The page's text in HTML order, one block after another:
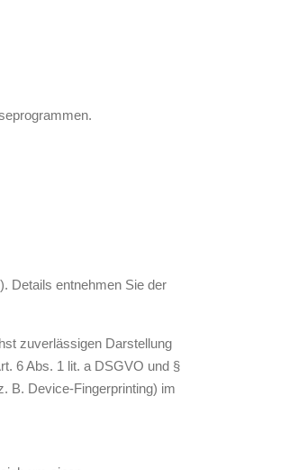
Details entnehmen Sie der
zuverlässigen Darstellung
6 Abs. 1 lit. a DSGVO und §
B. Device-Fingerprinting) im